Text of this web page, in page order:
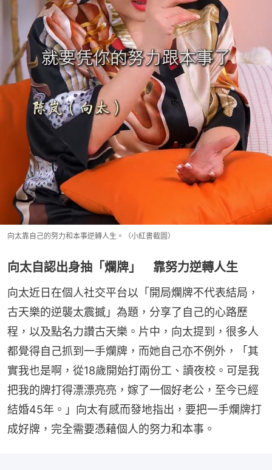
向太靠自己的努力和本事逆轉人生。（小紅書截圖）
向太自認出身抽「爛牌」 靠努力逆轉人生
向太近日在個人社交平台以「開局爛牌不代表結局，
古天樂的逆襲太震撼」為題，分享了自己的心路歷
程，以及點名力讚古天樂。片中，向太提到，很多人
都覺得自己抓到一手爛牌，而她自己亦不例外，「其
實我也是啊，從18歲開始打兩份工、讀夜校。可是我
把我的牌打得漂漂亮亮，嫁了一個好老公，至今已經
結婚45年。」向太有感而發地指出，要把一手爛牌打
成好牌，完全需要憑藉個人的努力和本事。